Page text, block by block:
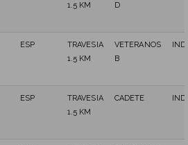
1.5 KM
D
ESP
TRAVESIA
1.5 KM
VETERANOS
B
ESP
TRAVESIA
1.5 KM
CADETE